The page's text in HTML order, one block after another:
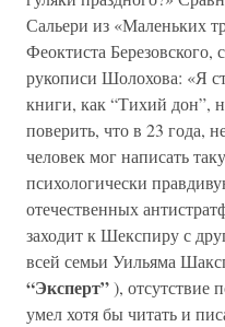
Сальери из «Маленьких
Феоктиста
рукописи Шолохова: «Я
книги, как “Тихий дон”,
поверить, что в 23 года,
человек мог написать
психологически
отечественных
заходит к Шекспиру с
всей семьи Уильяма
“Эксперт”), отсутствие
умел хотя бы читать и